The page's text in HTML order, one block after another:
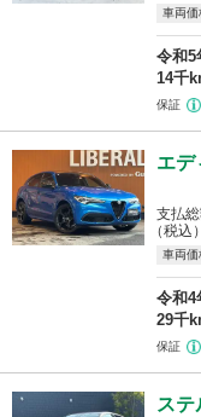
車両価
令和5
14千
保証
エデ
支払
（税込）
車両価
令和4
29千
保証
ステ